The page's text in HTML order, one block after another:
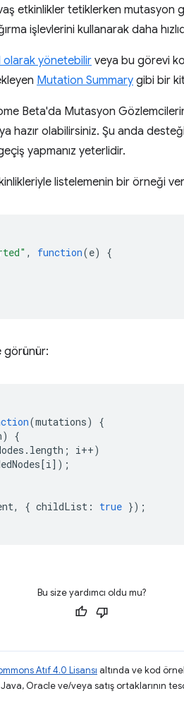
etkinlikler tetiklerken mutasyon
işlevlerini kullanarak daha
olarak yönetebilirveya bu görevi
Mutation Summary gibi bir
Beta'da Mutasyon
hazır olabilirsiniz. Şu anda
yapmanız yeterlidir.
listelemenin bir örneği
, function(e)
{
görünür:
(mutations)
{
)
{
. length ; i++)
[i]);
, { childList : true });
Bu size yardımcı oldu mu?
Atıf 4.0 Lisansı altında ve kod
Oracle ve/veya satış ortaklarının